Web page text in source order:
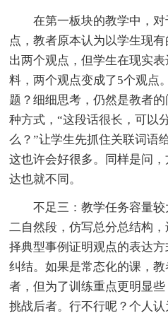
在第一板块的教学中，
点，教者原本认为以学生现
出两个观点，但学生在现实
料，两个观点变成了5个观点
题？细细思考，仍然是教者
种方式，“这段话很长，可以
么？”让学生先抓住关联词语
这也许会好很多。同样是问
达也就不同。
不足三：教学任务容量
二自然段，仿写总分总结构
择典型事例证明观点的表达
纠结。如果是常态化的课，
者，但为了训练重点更明显
挑战后者。行不行呢？个人